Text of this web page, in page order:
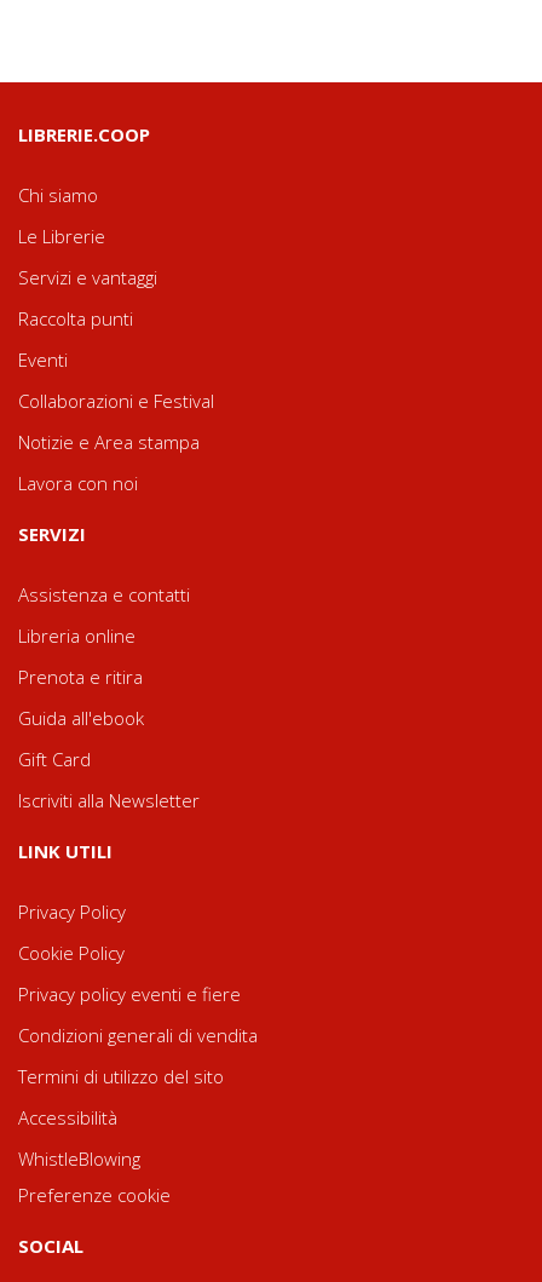
LIBRERIE.COOP
Chi siamo
Le Librerie
Servizi e vantaggi
Raccolta punti
Eventi
Collaborazioni e Festival
Notizie e Area stampa
Lavora con noi
SERVIZI
Assistenza e contatti
Libreria online
Prenota e ritira
Guida all'ebook
Gift Card
Iscriviti alla Newsletter
LINK UTILI
Privacy Policy
Cookie Policy
Privacy policy eventi e fiere
Condizioni generali di vendita
Termini di utilizzo del sito
Accessibilità
WhistleBlowing
Preferenze cookie
SOCIAL